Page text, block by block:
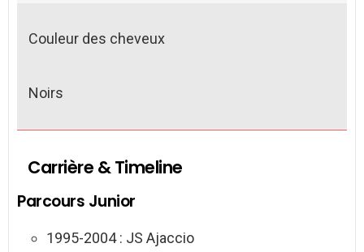
Couleur des cheveux
Noirs
Carrière & Timeline
Parcours Junior
1995-2004 : JS Ajaccio